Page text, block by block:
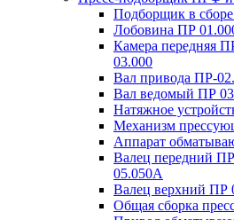
Подборщик в
Лобовина ПР
Камера передняя
03.000
Вал привода ПР-
Вал ведомый ПР
Натяжное
Механизм
Аппарат
Валец передний
05.050A
Валец верхний ПР
Общая сборка